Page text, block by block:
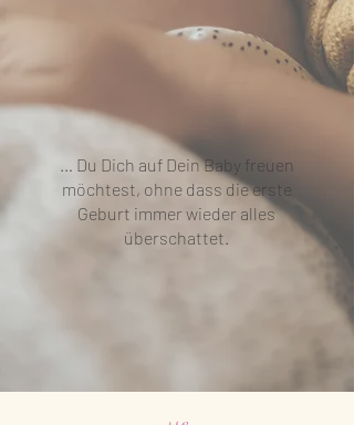
… Du Dich auf Dein Baby freuen
möchtest, ohne dass die erste
Geburt immer wieder alles
überschattet.